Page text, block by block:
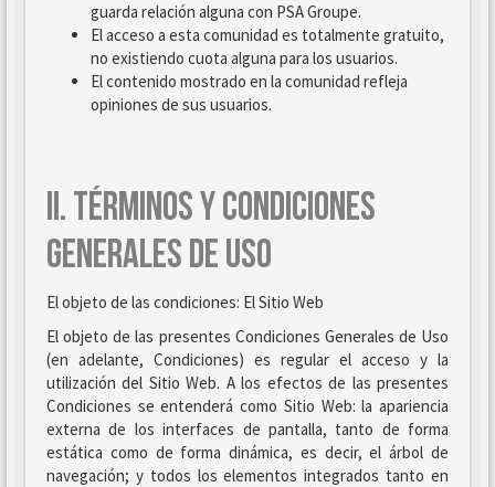
guarda relación alguna con PSA Groupe.
El acceso a esta comunidad es totalmente gratuito,
no existiendo cuota alguna para los usuarios.
El contenido mostrado en la comunidad refleja
opiniones de sus usuarios.
II. TÉRMINOS Y CONDICIONES
GENERALES DE USO
El objeto de las condiciones: El Sitio Web
El objeto de las presentes Condiciones Generales de Uso
(en adelante, Condiciones) es regular el acceso y la
utilización del Sitio Web. A los efectos de las presentes
Condiciones se entenderá como Sitio Web: la apariencia
externa de los interfaces de pantalla, tanto de forma
estática como de forma dinámica, es decir, el árbol de
navegación; y todos los elementos integrados tanto en